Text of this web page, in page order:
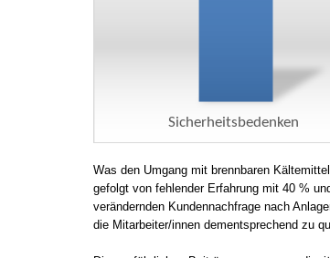
Was den Umgang mit brennbaren
gefolgt von fehlender Erfahrung mit 40 %
verändernden Kundennachfrage nach
die Mitarbeiter/innen dementsprechend zu